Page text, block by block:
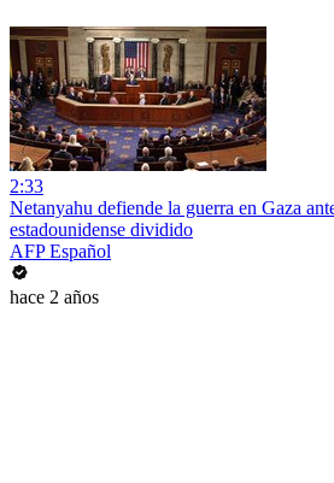
2:33
Netanyahu defiende la guerra en Gaza
estadounidense dividido
AFP Español
hace 2 años